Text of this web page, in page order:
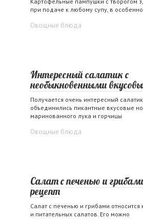
при подаче к любому супу, в
Овощные блюда
Интересный салатик с
необыкновенными
Получается очень интересный
объединились пикантные вкусовые
маринованного лука и горчицы
Овощные блюда
Салат с печенью и
рецепт
Салат с печенью и грибами относится
и питательных салатов. Его можно